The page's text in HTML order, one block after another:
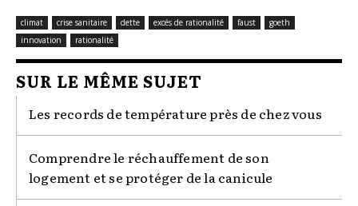
climat crise sanitaire dette excés de rationalité faust
goeth
innovation
rationalité
SUR LE MÊME SUJET
Les records de température près de chez vous
Comprendre le réchauffement de son
logement et se protéger de la canicule